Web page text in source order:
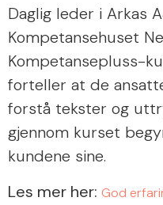
Daglig leder i Arkas
Kompetansehuset
Kompetansepluss-
forteller at de
forstå tekster og
gjennom kurset
kundene sine.
Les mer her: God